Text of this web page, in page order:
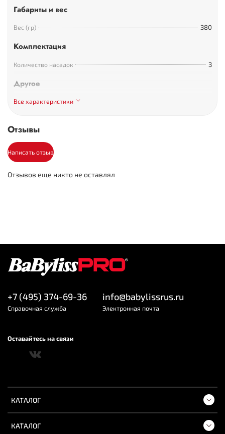
Габариты и вес
Вес (гр) 380
Комплектация
Количество насадок 3
Другое
Количество режимов
Все характеристики
Отзывы
Написать отзыв
Отзывов еще никто не оставлял
КАТАЛОГ
КАТАЛОГ
+7 (495) 374-69-36
Cправочная служба
info@babylissrus.ru
Электронная почта
Оставайтесь на связи